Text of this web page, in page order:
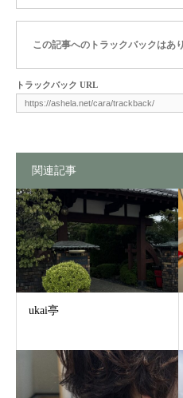
この記事へのトラックバックはあ
トラックバック URL
関連記事
ukai亭